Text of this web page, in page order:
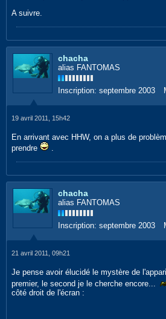
A suivre.
chacha
alias FANTOMAS
Inscription: septembre 2003
19 avril 2011, 15h42
En arrivant avec HHW, on a plus de
prendre
.
chacha
alias FANTOMAS
Inscription: septembre 2003
21 avril 2011, 09h21
Je pense avoir élucidé le mystère de
premier, le second je le cherche encore...
côté droit de l'écran :